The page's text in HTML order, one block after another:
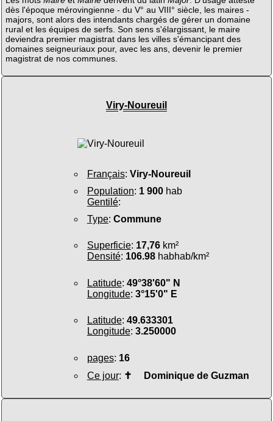
dès l'époque mérovingienne - du V° au VIII° siècle, les maires -
majors, sont alors des intendants chargés de gérer un domaine
rural et les équipes de serfs. Son sens s'élargissant, le maire
deviendra premier magistrat dans les villes s'émancipant des
domaines seigneuriaux pour, avec les ans, devenir le premier
magistrat de nos communes.
Viry-Noureuil
Français: Viry-Noureuil
Population: 1 900hab
Gentilé:
Type: Commune
Superficie: 17,76km²
Densité: 106.98habhab/km²
Latitude: 49°38'60" N
Longitude: 3°15'0" E
Latitude: 49.633301
Longitude: 3.250000
pages: 16
Ce jour: ✝ Dominique de Guzman